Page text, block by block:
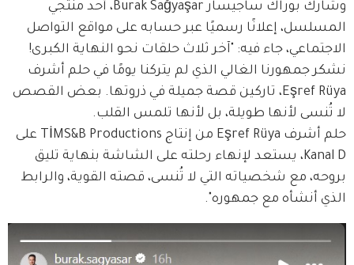
وشارك بوراك ساجيسار Burak Sağyaşar، أحد منتجي
المسلسل، إعلانًا رسميًا عبر حسابه على مواقع التواصل
الاجتماعي، جاء فيه: "آخر ثلاث حلقات نحو النهاية الكبرى!
نشكر جمهورنا الغالي الذي لم يتركنا يومًا في حلم أشرف
Eşref Rüya، تاركين قصة جميلة في ذروتها. بعض القصص
لا تُنسى لأنها طويلة، بل لأنها تلمس القلب.
حلم أشرف Eşref Rüya من إنتاج TİMS&B Productions على
Kanal D، يستعد لإنهاء رحلته على الشاشة بنهاية تليق
بروحه، مع شخصياته التي لا تُنسى، قصته القوية، والرابط
الذي أنشأه مع جمهوره".